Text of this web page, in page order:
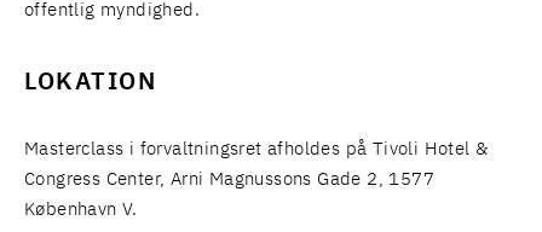
offentlig myndighed.
LOKATION
Masterclass i forvaltningsret afholdes på Tivoli Hotel &
Congress Center, Arni Magnussons Gade 2, 1577
København V.